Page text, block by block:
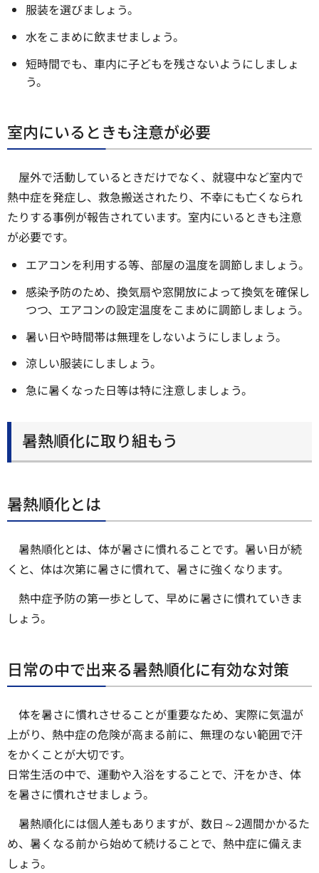
服装を選びましょう。
水をこまめに飲ませましょう。
短時間でも、車内に子どもを残さないようにしましょ
う。
室内にいるときも注意が必要
屋外で活動しているときだけでなく、就寝中など室内で
熱中症を発症し、救急搬送されたり、不幸にも亡くなられ
たりする事例が報告されています。室内にいるときも注意
が必要です。
エアコンを利用する等、部屋の温度を調節しましょう。
感染予防のため、換気扇や窓開放によって換気を確保し
つつ、エアコンの設定温度をこまめに調節しましょう。
暑い日や時間帯は無理をしないようにしましょう。
涼しい服装にしましょう。
急に暑くなった日等は特に注意しましょう。
暑熱順化に取り組もう
暑熱順化とは
暑熱順化とは、体が暑さに慣れることです。暑い日が続
くと、体は次第に暑さに慣れて、暑さに強くなります。
熱中症予防の第一歩として、早めに暑さに慣れていきま
しょう。
日常の中で出来る暑熱順化に有効な対策
体を暑さに慣れさせることが重要なため、実際に気温が
上がり、熱中症の危険が高まる前に、無理のない範囲で汗
をかくことが大切です。
日常生活の中で、運動や入浴をすることで、汗をかき、体
を暑さに慣れさせましょう。
暑熱順化には個人差もありますが、数日～2週間かかるた
め、暑くなる前から始めて続けることで、熱中症に備えま
しょう。